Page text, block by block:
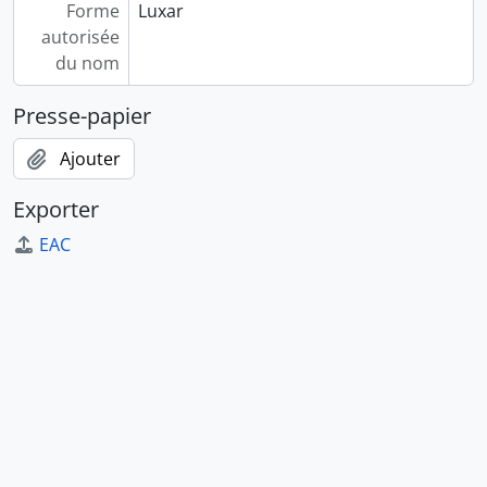
Forme
autorisée
du nom
Luxar
Presse-papier
Ajouter
Exporter
EAC